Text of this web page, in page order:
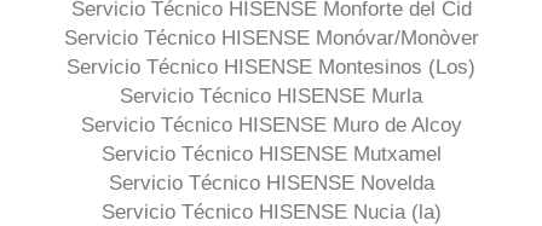
Servicio Técnico HISENSE Monforte del Cid
Servicio Técnico HISENSE Monóvar/Monòver
Servicio Técnico HISENSE Montesinos (Los)
Servicio Técnico HISENSE Murla
Servicio Técnico HISENSE Muro de Alcoy
Servicio Técnico HISENSE Mutxamel
Servicio Técnico HISENSE Novelda
Servicio Técnico HISENSE Nucia (la)